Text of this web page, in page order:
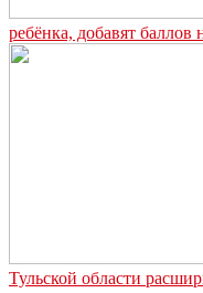
ребёнка, добавят
Тульской области